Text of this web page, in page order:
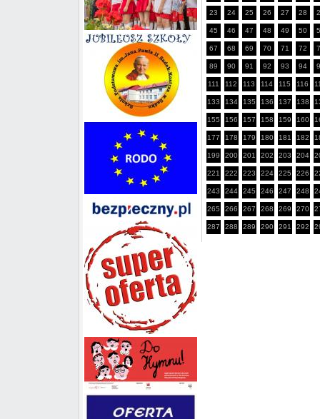
23 24 25 26 27 28
45 46 47 48 49 50
67 68 69 70 71 72
89 90 91 92 93 94
111 112 113 114 115 116
133 134 135 136 137 138
155 156 157 158 159 160
177 178 179 180 181 182
199 200 201 202 203 204
221 222 223 224 225 226
243 244 245 246 247 248
265 266 267 268 269 270
287 288 289 290 291 292